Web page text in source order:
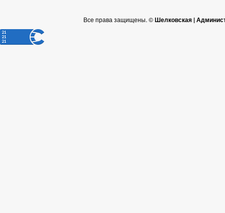
Все права защищены. ©Шелковская |